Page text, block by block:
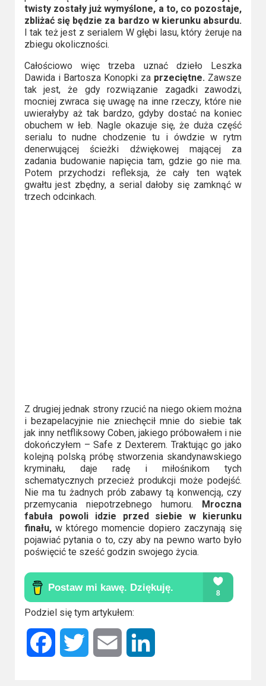
twisty zostały już wymyślone, a to, co pozostaje,
zbliżać się będzie za bardzo w kierunku absurdu.
I tak też jest z serialem W głębi lasu, który żeruje na
zbiegu okoliczności.
Całościowo więc trzeba uznać dzieło Leszka
Dawida i Bartosza Konopki za przeciętne. Zawsze
tak jest, że gdy rozwiązanie zagadki zawodzi,
mocniej zwraca się uwagę na inne rzeczy, które nie
uwierałyby aż tak bardzo, gdyby dostać na koniec
obuchem w łeb. Nagle okazuje się, że duża część
serialu to nudne chodzenie tu i ówdzie w rytm
denerwującej ścieżki dźwiękowej mającej za
zadania budowanie napięcia tam, gdzie go nie ma.
Potem przychodzi refleksja, że cały ten wątek
gwałtu jest zbędny, a serial dałoby się zamknąć w
trzech odcinkach.
Z drugiej jednak strony rzucić na niego okiem można
i bezapelacyjnie nie zniechęcił mnie do siebie tak
jak inny netfliksowy Coben, jakiego próbowałem i nie
dokończyłem – Safe z Dexterem. Traktując go jako
kolejną polską próbę stworzenia skandynawskiego
kryminału, daje radę i miłośnikom tych
schematycznych przecież produkcji może podejść.
Nie ma tu żadnych prób zabawy tą konwencją, czy
przemycania niepotrzebnego humoru. Mroczna
fabuła powoli idzie przed siebie w kierunku
finału,w którego momencie dopiero zaczynają się
pojawiać pytania o to, czy aby na pewno warto było
poświęcić te sześć godzin swojego życia.
Podziel się tym artykułem:
Facebook Twitter Email